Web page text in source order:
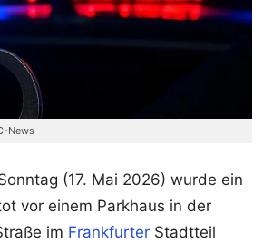
News
(17. Mai 2026) wurde ein
vor einem Parkhaus in der
im Frankfurter Stadtteil